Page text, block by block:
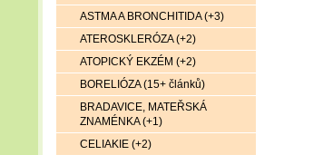
ASTMA A BRONCHITIDA (+3)
ATEROSKLERÓZA (+2)
ATOPICKÝ EKZÉM (+2)
BORELIÓZA (15+ článků)
BRADAVICE, MATEŘSKÁ
ZNAMÉNKA (+1)
CELIAKIE (+2)